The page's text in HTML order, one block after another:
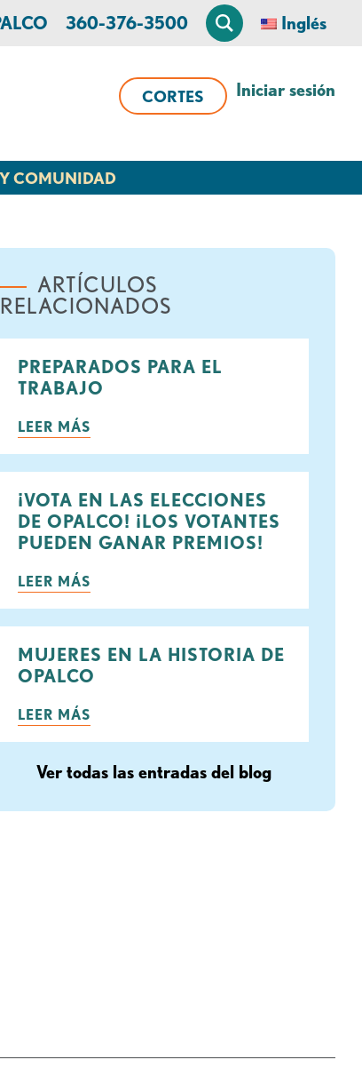
360-376-3500 Inglés
CORTES Iniciar sesión
COMUNIDAD
ARTÍCULOS
RELACIONADOS
PREPARADOS PARA EL
TRABAJO
LEER MÁS
¡VOTA EN LAS ELECCIONES
DE OPALCO! ¡LOS VOTANTES
PUEDEN GANAR PREMIOS!
LEER MÁS
MUJERES EN LA HISTORIA DE
OPALCO
LEER MÁS
Ver todas las entradas del blog